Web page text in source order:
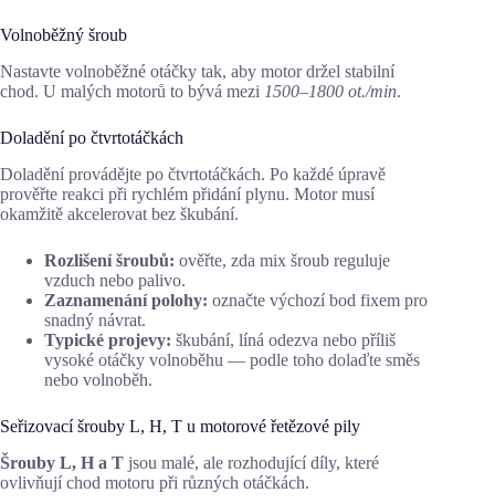
Volnoběžný šroub
Nastavte volnoběžné otáčky tak, aby motor držel stabilní
chod. U malých motorů to bývá mezi 1500–1800 ot./min.
Doladění po čtvrtotáčkách
Doladění provádějte po čtvrtotáčkách. Po každé úpravě
prověřte reakci při rychlém přidání plynu. Motor musí
okamžitě akcelerovat bez škubání.
Rozlišení šroubů: ověřte, zda mix šroub reguluje
vzduch nebo palivo.
Zaznamenání polohy: označte výchozí bod fixem pro
snadný návrat.
Typické projevy: škubání, líná odezva nebo příliš
vysoké otáčky volnoběhu — podle toho dolaďte směs
nebo volnoběh.
Seřizovací šrouby L, H, T u motorové řetězové pily
Šrouby L, H a T jsou malé, ale rozhodující díly, které
ovlivňují chod motoru při různých otáčkách.